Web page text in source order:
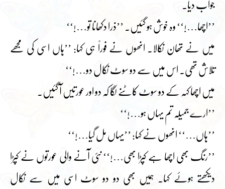
جواب دیا۔
’’اچھا…!‘‘ وہ خوش ہو گئیں۔ ’’ذرا دکھانا تو…!‘‘
میں نے تھان نکالا۔ انھوں نے فوراً ہی کہا: ’’ہاں اسی کی مجھے
تلاش تھی۔ اس میں سے دو سوٹ نکال دو…!‘‘
میں اچھا کہہ کے دو سوٹ کاٹنے لگا کہ دو اور عورتیں آ گئیں۔
’’ارے جمیلہ تم یہاں ہو…!‘‘
’’ہاں…‘‘ انھوں نے کہا: ’’یہاں مل گیا…!‘‘
’’رنگ بھی اچھا ہے کپڑا بھی…!‘‘ نئی آنے والی عورتوں نے کپڑا
دیکھتے ہوئے کہا۔ ہمیں بھی دو دو سوٹ اسی میں سے نکال